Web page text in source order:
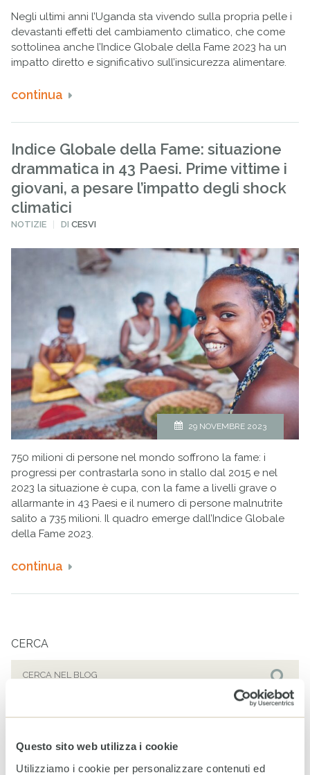
Questo sito web utilizza i cookie
Utilizziamo i cookie per personalizzare contenuti ed
Negli ultimi anni l’Uganda sta vivendo sulla propria pelle i
devastanti effetti del cambiamento climatico, che come
sottolinea anche l’Indice Globale della Fame 2023 ha un
impatto diretto e significativo sull’insicurezza alimentare.
continua
Indice Globale della Fame: situazione
drammatica in 43 Paesi. Prime vittime i
giovani, a pesare l’impatto degli shock
climatici
PUBBLICATO
NOTIZIE DICESVI
29 NOVEMBRE 2023
750 milioni di persone nel mondo soffrono la fame: i
progressi per contrastarla sono in stallo dal 2015 e nel
2023 la situazione è cupa, con la fame a livelli grave o
allarmante in 43 Paesi e il numero di persone malnutrite
salito a 735 milioni. Il quadro emerge dall’Indice Globale
della Fame 2023.
continua
CERCA
TAG PIÙ COMUNI
ALPINI CASA DEL SORRISO BRASILE
OSPEDALE DA CAMPO BERGAMO TUTORI DI RESILIENZA